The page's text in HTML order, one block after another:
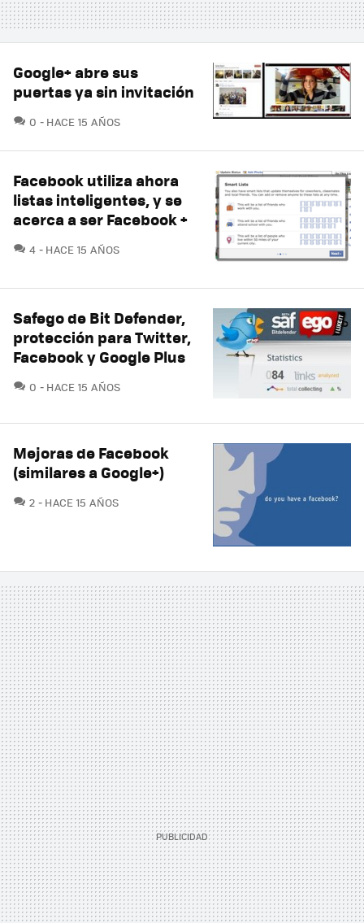
Google+ abre sus
puertas ya sin invitación
0 COMENTARIOS
HACE 15 AÑOS
Facebook utiliza ahora
listas inteligentes, y se
acerca a ser Facebook +
4 COMENTARIOS
HACE 15 AÑOS
Safego de Bit Defender,
protección para Twitter,
Facebook y Google Plus
0 COMENTARIOS
HACE 15 AÑOS
Mejoras de Facebook
(similares a Google+)
2 COMENTARIOS
HACE 15 AÑOS